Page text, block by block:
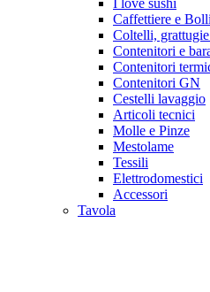
Caffettiere e
Coltelli,
Contenitori e
Contenitori
Contenitori GN
Cestelli lavaggio
Articoli tecnici
Molle e Pinze
Mestolame
Tessili
Elettrodomestici
Accessori
Tavola